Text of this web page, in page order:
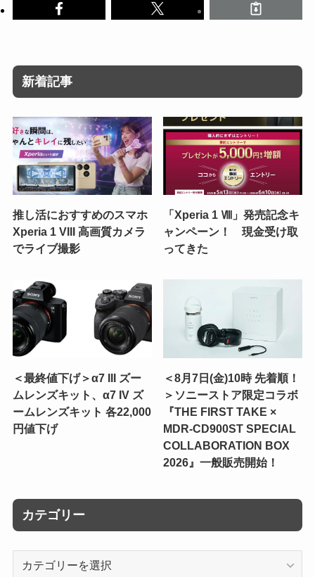
新着記事
推し活におすすめのスマホ
Xperia 1 VIII 高画質カメラ
でライブ撮影
「Xperia 1 Ⅷ」発売記念キ
ャンペーン！ 現金受け取
ってきた
＜最終値下げ＞α7 III ズー
ムレンズキット、α7 IV ズ
ームレンズキット 各22,000
円値下げ
＜8月7日(金)10時 先着順！
＞ソニーストア限定コラボ
『THE FIRST TAKE ×
MDR-CD900ST SPECIAL
COLLABORATION BOX
2026』一般販売開始！
カテゴリー